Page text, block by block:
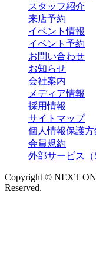
スタッフ紹介
来店予約
イベント情報
イベント予約
お問い合わせ
お知らせ
会社案内
メディア情報
採用情報
サイトマップ
個人情報保護方
会員規約
外部サービス
Copyright © NEXT
Reserved.